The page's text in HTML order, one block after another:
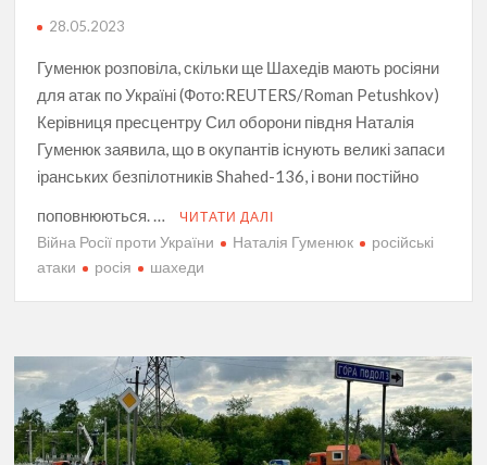
28.05.2023
Гуменюк розповіла, скільки ще Шахедів мають росіяни
для атак по Україні (Фото:REUTERS/Roman Petushkov)
Керівниця пресцентру Сил оборони півдня Наталія
Гуменюк заявила, що в окупантів існують великі запаси
іранських безпілотників Shahed-136, і вони постійно
поповнюються. …
ЧИТАТИ ДАЛІ
Війна Росії проти України Наталія Гуменюк
російські
атаки
росія шахеди